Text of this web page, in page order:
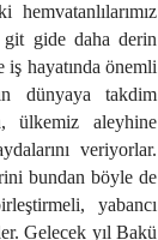
git gide daha derin
hayatında önemli
dünyaya takdim
ülkemiz aleyhine
veriyorlar.
bundan böyle de
yabancı
Gelecek yıl Bakü